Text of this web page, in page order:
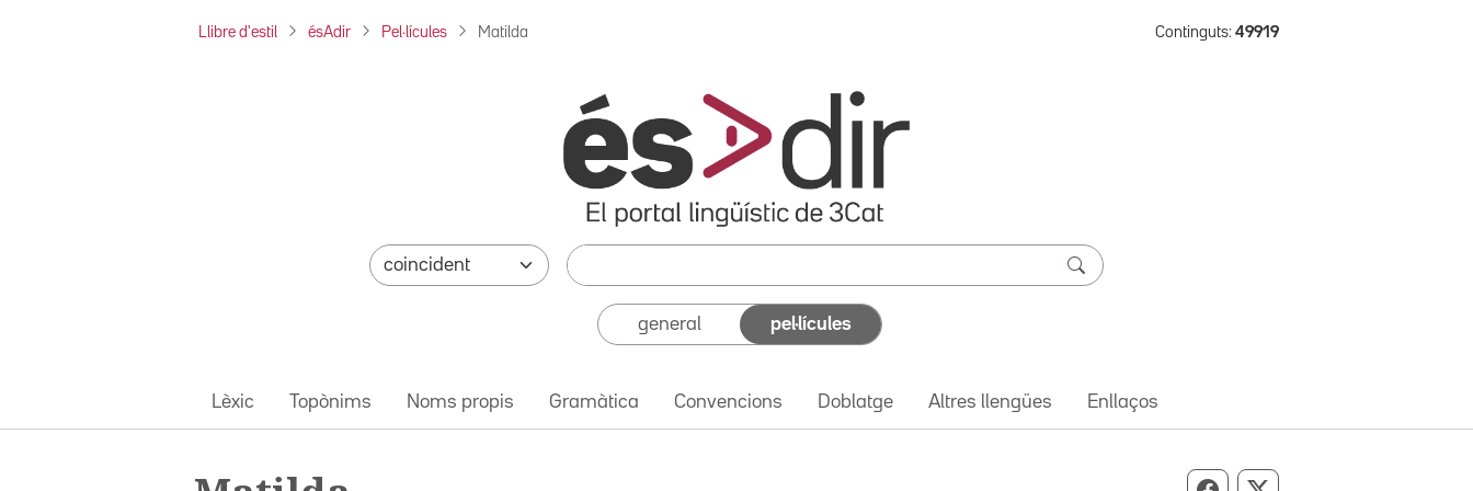
Llibre d'estil ésAdir Pel·lícules Matilda Continguts: 49919
general pel·lícules
Lèxic Topònims Noms propis Gramàtica Convencions Doblatge Altres llengües Enllaços